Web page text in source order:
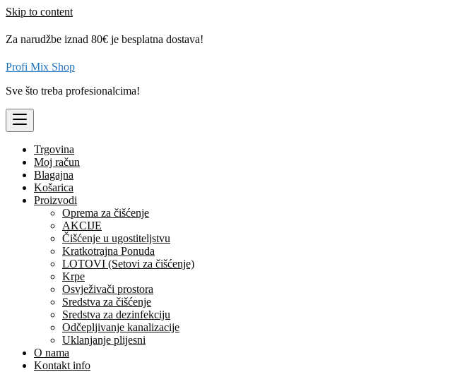
Skip to content
Za narudžbe iznad 80€ je besplatna dostava!
Profi Mix Shop
Sve što treba profesionalcima!
Trgovina
Moj račun
Blagajna
Košarica
Proizvodi
Oprema za čišćenje
AKCIJE
Čišćenje u ugostiteljstvu
Kratkotrajna Ponuda
LOTOVI (Setovi za čišćenje)
Krpe
Osvježivači prostora
Sredstva za čišćenje
Sredstva za dezinfekciju
Odčepljivanje kanalizacije
Uklanjanje plijesni
O nama
Kontakt info